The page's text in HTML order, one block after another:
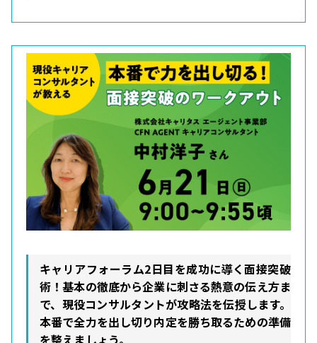
キャリアフォーラム2日目を成功に導く面接突破
術！基本の徹底から企業に刺さる熱意の伝え方ま
で、現役コンサルタントが攻略法を伝授します。
本番で全力を出し切り内定を勝ち取るための準備
を整えましょう。